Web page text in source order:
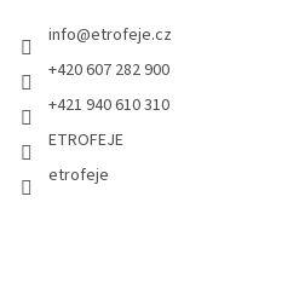
info@etrofeje.cz
+420 607 282 900
+421 940 610 310
ETROFEJE
etrofeje